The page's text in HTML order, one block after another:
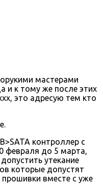
мастерами
и к тому же после этих
это адресую тем кто
контроллер с
февраля до 5 марта,
утекание
которые допустят
прошивки вместе с уже